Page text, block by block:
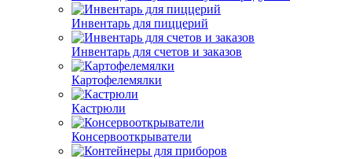
Инвентарь для пиццерий
Инвентарь для счетов и заказов
Картофелемялки
Кастрюли
Консервооткрыватели